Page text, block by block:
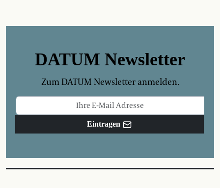
DATUM Newsletter
Zum DATUM Newsletter anmelden.
Eintragen